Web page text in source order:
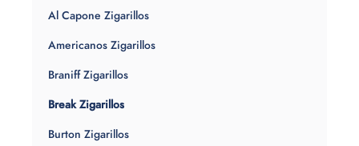
Al Capone Zigarillos
Americanos Zigarillos
Braniff Zigarillos
Break Zigarillos
Burton Zigarillos